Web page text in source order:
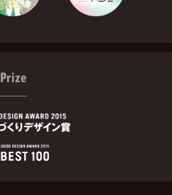
Prize